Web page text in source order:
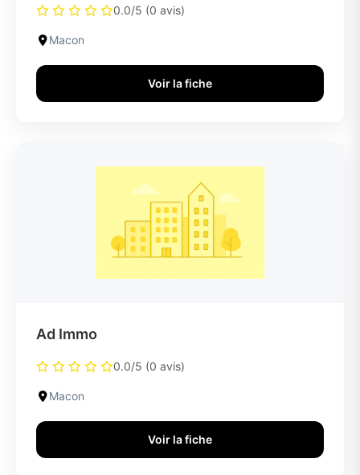
0.0/5 (0 avis)
Macon
Voir la fiche
Ad Immo
0.0/5 (0 avis)
Macon
Voir la fiche